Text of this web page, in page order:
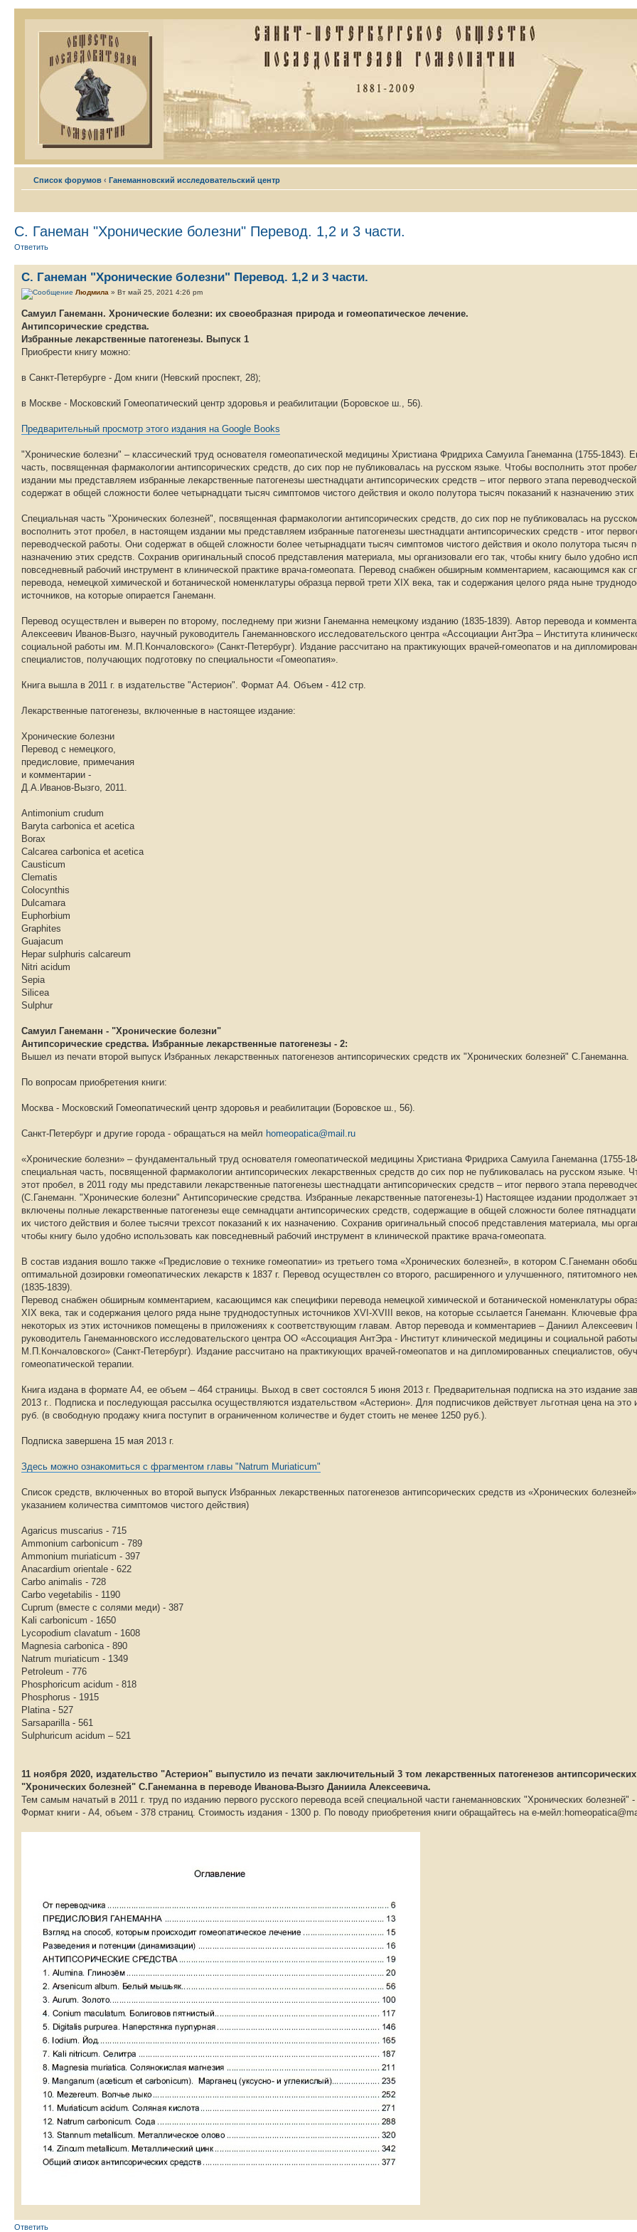
Список форумов ‹ Ганеманновский исследовательский центр
С. Ганеман "Хронические болезни" Перевод. 1,2 и 3 части.
Ответить
С. Ганеман "Хронические болезни" Перевод. 1,2 и 3 части.
Людмила » Вт май 25, 2021 4:26 pm
Самуил Ганеманн. Хронические болезни: их своеобразная природа и гомеопатическое лечение.
Антипсорические средства.
Избранные лекарственные патогенезы. Выпуск 1
Приобрести книгу можно:
в Санкт-Петербурге - Дом книги (Невский проспект, 28);
в Москве - Московский Гомеопатический центр здоровья и реабилитации (Боровское ш., 56).
Предварительный просмотр этого издания на Google Books
"Хронические болезни" – классический труд основателя гомеопатической медицины Христиана Фридриха Самуила Ганеманна (1755-1843).
часть, посвященная фармакологии антипсорических средств, до сих пор не публиковалась на русском языке. Чтобы восполнить этот
издании мы представляем избранные лекарственные патогенезы шестнадцати антипсорических средств – итог первого этапа
содержат в общей сложности более четырнадцати тысяч симптомов чистого действия и около полутора тысяч показаний к назначению этих
Специальная часть "Хронических болезней", посвященная фармакологии антипсорических средств, до сих пор не публиковалась на
восполнить этот пробел, в настоящем издании мы представляем избранные патогенезы шестнадцати антипсорических средств - итог
переводческой работы. Они содержат в общей сложности более четырнадцати тысяч симптомов чистого действия и около полутора тысяч
назначению этих средств. Сохранив оригинальный способ представления материала, мы организовали его так, чтобы книгу было удобно
повседневный рабочий инструмент в клинической практике врача-гомеопата. Перевод снабжен обширным комментарием, касающимся как
перевода, немецкой химической и ботанической номенклатуры образца первой трети XIX века, так и содержания целого ряда ныне
источников, на которые опирается Ганеманн.
Перевод осуществлен и выверен по второму, последнему при жизни Ганеманна немецкому изданию (1835-1839). Автор перевода и
Алексеевич Иванов-Вызго, научный руководитель Ганеманновского исследовательского центра «Ассоциации АнтЭра – Института
социальной работы им. М.П.Кончаловского» (Санкт-Петербург). Издание рассчитано на практикующих врачей-гомеопатов и на
специалистов, получающих подготовку по специальности «Гомеопатия».
Книга вышла в 2011 г. в издательстве "Астерион". Формат A4. Объем - 412 стр.
Лекарственные патогенезы, включенные в настоящее издание:
Хронические болезни
Перевод с немецкого,
предисловие, примечания
и комментарии -
Д.А.Иванов-Вызго, 2011.
Antimonium crudum
Baryta carbonica et acetica
Borax
Calcarea carbonica et acetica
Causticum
Clematis
Colocynthis
Dulcamara
Euphorbium
Graphites
Guajacum
Hepar sulphuris calcareum
Nitri acidum
Sepia
Silicea
Sulphur
Самуил Ганеманн - "Хронические болезни"
Антипсорические средства. Избранные лекарственные патогенезы - 2:
Вышел из печати второй выпуск Избранных лекарственных патогенезов антипсорических средств их "Хронических болезней" С.Ганеманна.
По вопросам приобретения книги:
Москва - Московский Гомеопатический центр здоровья и реабилитации (Боровское ш., 56).
Санкт-Петербург и другие города - обращаться на мейл homeopatica@mail.ru
«Хронические болезни» – фундаментальный труд основателя гомеопатической медицины Христиана Фридриха Самуила Ганеманна (1755-
специальная часть, посвященной фармакологии антипсорических лекарственных средств до сих пор не публиковалась на русском языке.
этот пробел, в 2011 году мы представили лекарственные патогенезы шестнадцати антипсорических средств – итог первого этапа
(С.Ганеманн. "Хронические болезни" Антипсорические средства. Избранные лекарственные патогенезы-1) Настоящее издании продолжает
включены полные лекарственные патогенезы еще семнадцати антипсорических средств, содержащие в общей сложности более
их чистого действия и более тысячи трехсот показаний к их назначению. Сохранив оригинальный способ представления материала, мы
чтобы книгу было удобно использовать как повседневный рабочий инструмент в клинической практике врача-гомеопата.
В состав издания вошло также «Предисловие о технике гомеопатии» из третьего тома «Хронических болезней», в котором С.Ганеманн
оптимальной дозировки гомеопатических лекарств к 1837 г. Перевод осуществлен со второго, расширенного и улучшенного, пятитомного
(1835-1839).
Перевод снабжен обширным комментарием, касающимся как специфики перевода немецкой химической и ботанической номенклатуры
XIX века, так и содержания целого ряда ныне труднодоступных источников XVI-XVIII веков, на которые ссылается Ганеманн. Ключевые
некоторых из этих источников помещены в приложениях к соответствующим главам. Автор перевода и комментариев – Даниил Алексеевич
руководитель Ганеманновского исследовательского центра ОО «Ассоциация АнтЭра - Институт клинической медицины и социальной
М.П.Кончаловского» (Санкт-Петербург). Издание рассчитано на практикующих врачей-гомеопатов и на дипломированных специалистов,
гомеопатической терапии.
Книга издана в формате A4, ее объем – 464 страницы. Выход в свет состоялся 5 июня 2013 г. Предварительная подписка на это издание
2013 г.. Подписка и последующая рассылка осуществляются издательством «Астерион». Для подписчиков действует льготная цена на это
руб. (в свободную продажу книга поступит в ограниченном количестве и будет стоить не менее 1250 руб.).
Подписка завершена 15 мая 2013 г.
Здесь можно ознакомиться с фрагментом главы "Natrum Muriaticum"
Список средств, включенных во второй выпуск Избранных лекарственных патогенезов антипсорических средств из «Хронических
указанием количества симптомов чистого действия)
Agaricus muscarius - 715
Ammonium carbonicum - 789
Ammonium muriaticum - 397
Anacardium orientale - 622
Carbo animalis - 728
Carbo vegetabilis - 1190
Cuprum (вместе с солями меди) - 387
Kali carbonicum - 1650
Lycopodium clavatum - 1608
Magnesia carbonica - 890
Natrum muriaticum - 1349
Petroleum - 776
Phosphoricum acidum - 818
Phosphorus - 1915
Platina - 527
Sarsaparilla - 561
Sulphuricum acidum – 521
11 ноября 2020, издательство "Астерион" выпустило из печати заключительный 3 том лекарственных патогенезов
"Хронических болезней" С.Ганеманна в переводе Иванова-Вызго Даниила Алексеевича.
Тем самым начатый в 2011 г. труд по изданию первого русского перевода всей специальной части ганеманновских "Хронических болезней"
Формат книги - A4, объем - 378 страниц. Стоимость издания - 1300 р. По поводу приобретения книги обращайтесь на е-
Ответить